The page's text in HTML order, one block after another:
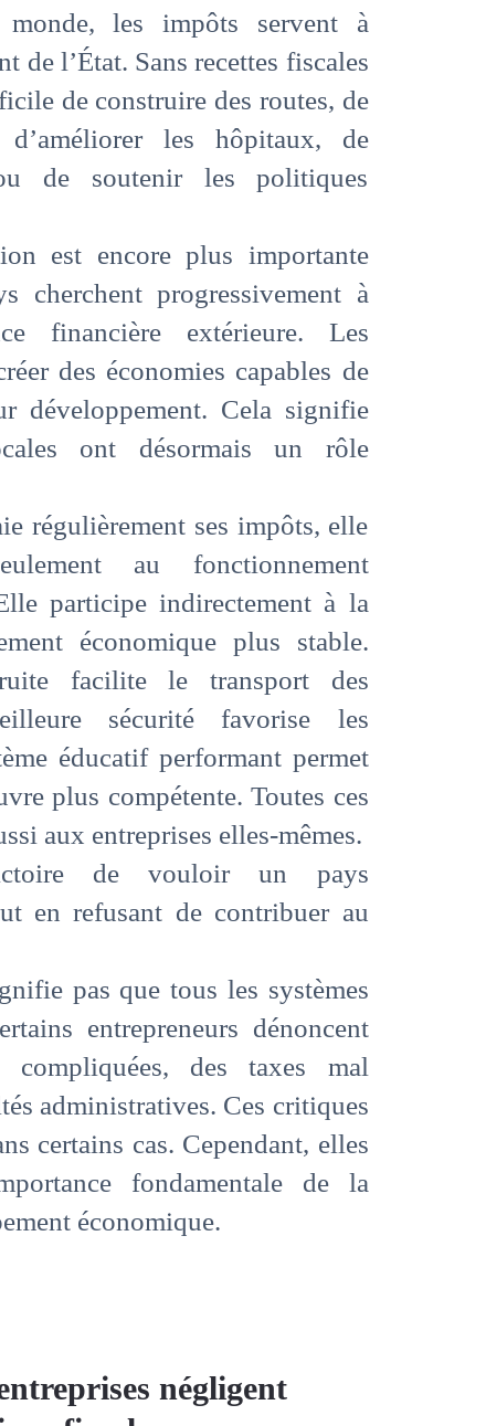
les impôts servent à
de l’État. Sans recettes fiscales
de construire des routes, de
les hôpitaux, de
de soutenir les politiques
est encore plus importante
cherchent progressivement à
financière extérieure. Les
des économies capables de
développement. Cela signifie
ont désormais un rôle
régulièrement ses impôts, elle
au fonctionnement
participe indirectement à la
économique plus stable.
facilite le transport des
sécurité favorise les
éducatif performant permet
plus compétente. Toutes ces
aux entreprises elles-mêmes.
de vouloir un pays
en refusant de contribuer au
pas que tous les systèmes
entrepreneurs dénoncent
compliquées, des taxes mal
administratives. Ces critiques
certains cas. Cependant, elles
fondamentale de la
économique.
négligent